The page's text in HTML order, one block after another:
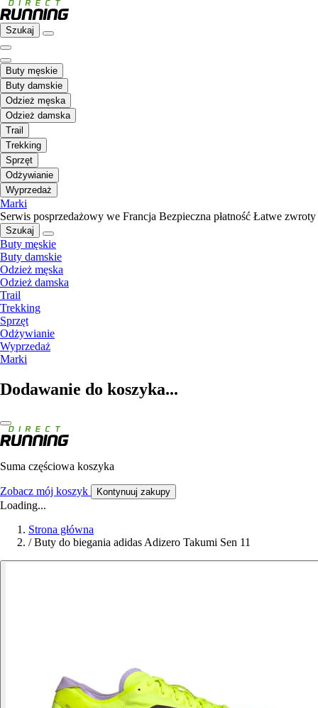
Szukaj
Buty męskie
Buty damskie
Odzież męska
Odzież damska
Trail
Trekking
Sprzęt
Odżywianie
Wyprzedaż
Marki
Serwis posprzedażowy we Francja Bezpieczna płatność Łatwe zwroty
Szukaj
Buty męskie
Buty damskie
Odzież męska
Odzież damska
Trail
Trekking
Sprzęt
Odżywianie
Wyprzedaż
Marki
Dodawanie do koszyka...
Suma częściowa koszyka
Zobacz mój koszyk Kontynuuj zakupy
Loading...
Strona główna
/ Buty do biegania adidas Adizero Takumi Sen 11